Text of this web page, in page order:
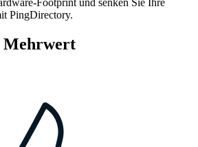
PingDirectory.
Mehrwert